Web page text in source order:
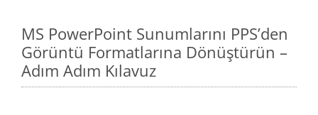
MS PowerPoint Sunumlarını PPS’den
Görüntü Formatlarına Dönüştürün –
Adım Adım Kılavuz